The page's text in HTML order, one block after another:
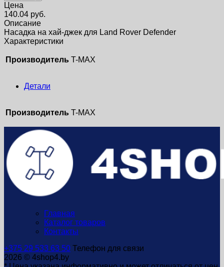
Цена
140.04 руб.
Описание
Насадка на хай-джек для Land Rover Defender
Характеристики
Производитель T-MAX
Детали
Производитель T-MAX
Главная
Каталог товаров
Контакты
+375 29 533 63 50 Телефон для связи
2026 © 4shop4.by